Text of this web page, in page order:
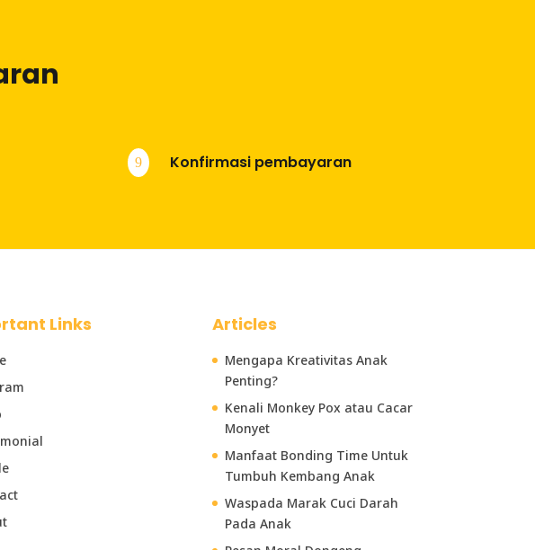
9 Konfirmasi pembayaran
Links Articles
Mengapa Kreativitas Anak
Penting?
Kenali Monkey Pox atau Cacar
Monyet
Manfaat Bonding Time Untuk
Tumbuh Kembang Anak
Waspada Marak Cuci Darah
Pada Anak